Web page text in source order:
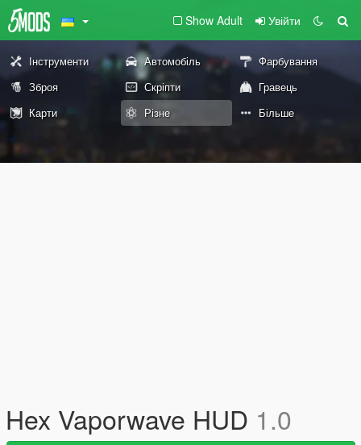
Show Adult Увійти
Інструменти Автомобіль
Фарбування
Зброя
Скріпти
Гравець
Карти
Різне Більше
Hex Vaporwave HUD 1.0